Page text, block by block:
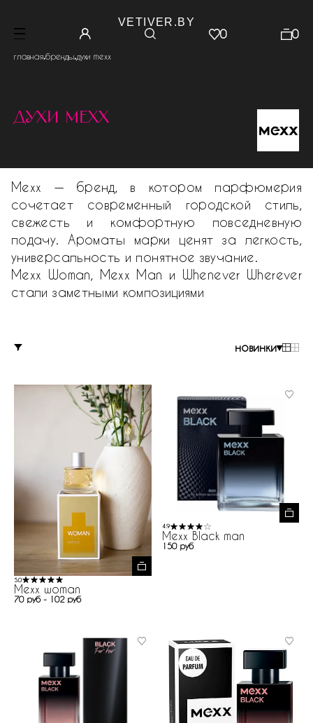
VETIVER.BY
0 0
главная.бренды.духи mexx
духи mexx
Mexx — бренд, в котором парфюмерия
сочетает современный городской стиль,
свежесть и комфортную повседневную
подачу. Ароматы марки ценят за легкость,
универсальность и понятное звучание.
Mexx Woman, Mexx Man и Whenever Wherever
стали заметными композициями
новинки
5.0
Mexx woman
70 руб - 102 руб
4.9
Mexx Black man
150 руб